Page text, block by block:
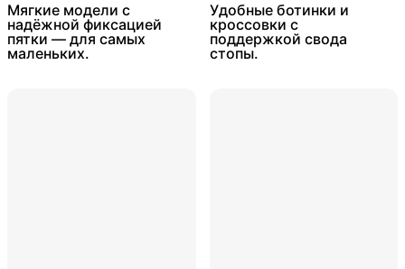
Мягкие модели с
надёжной фиксацией
пятки — для самых
маленьких.
Удобные ботинки и
кроссовки с
поддержкой свода
стопы.